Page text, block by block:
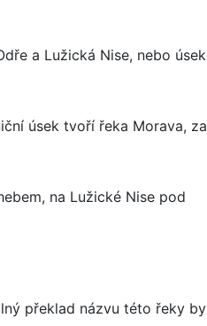
a Lužická Nise, nebo úsek
úsek tvoří řeka Morava, za
na Lužické Nise pod
překlad názvu této řeky by